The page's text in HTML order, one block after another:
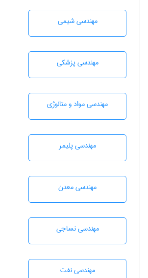
مهندسي شيمی
مهندسی پزشکی
مهندسی مواد و متالوژی
مهندسی پليمر
مهندسی معدن
مهندسي نساجی
مهندسی نفت